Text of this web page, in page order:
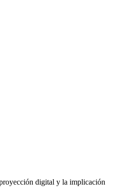
digital y la implicación